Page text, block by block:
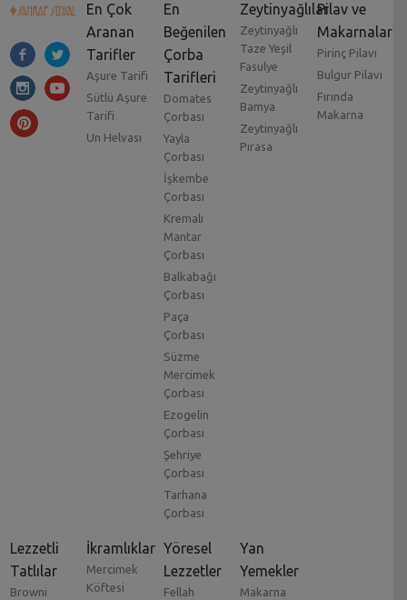
En Çok
Aranan
Tarifler
Aşure Tarifi
Sütlü Aşure
Tarifi
Un Helvası
En
Beğenilen
Çorba
Tarifleri
Domates
Çorbası
Yayla
Çorbası
İşkembe
Çorbası
Kremalı
Mantar
Çorbası
Balkabağı
Çorbası
Paça
Çorbası
Süzme
Mercimek
Çorbası
Ezogelin
Çorbası
Şehriye
Çorbası
Tarhana
Çorbası
Zeytinyağlılar
Zeytinyağlı
Taze Yeşil
Fasulye
Zeytinyağlı
Bamya
Zeytinyağlı
Pırasa
Pilav ve
Makarnalar
Pirinç Pilavı
Bulgur Pilavı
Fırında
Makarna
Lezzetli
Tatlılar
Browni
İkramlıklar
Mercimek
Köftesi
Yöresel
Lezzetler
Fellah
Yan
Yemekler
Makarna